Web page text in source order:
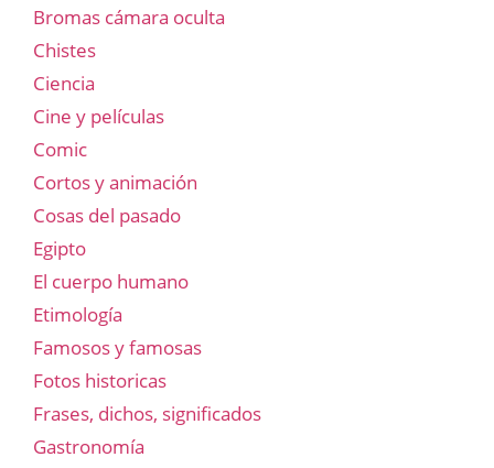
Bromas cámara oculta
Chistes
Ciencia
Cine y películas
Comic
Cortos y animación
Cosas del pasado
Egipto
El cuerpo humano
Etimología
Famosos y famosas
Fotos historicas
Frases, dichos, significados
Gastronomía